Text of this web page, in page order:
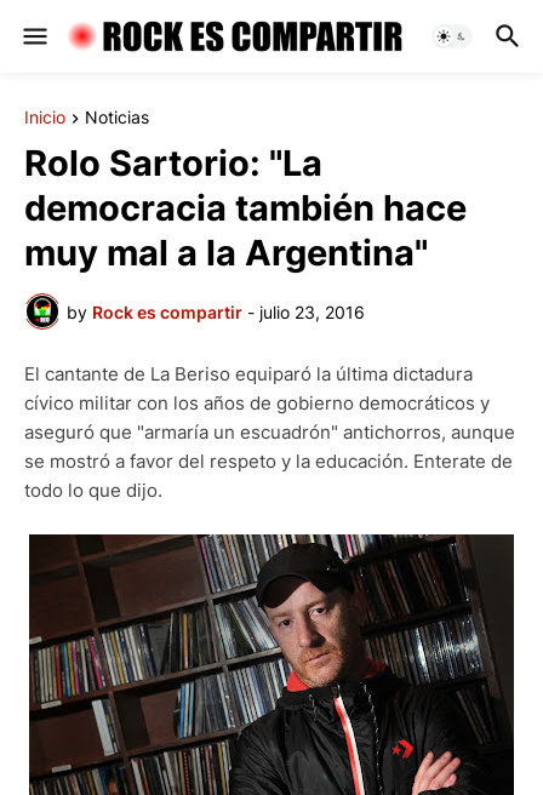
Inicio Noticias
Rolo Sartorio: "La
democracia también hace
muy mal a la Argentina"
by Rock es compartir - julio 23, 2016
El cantante de La Beriso equiparó la última dictadura
cívico militar con los años de gobierno democráticos y
aseguró que "armaría un escuadrón" antichorros, aunque
se mostró a favor del respeto y la educación. Enterate de
todo lo que dijo.